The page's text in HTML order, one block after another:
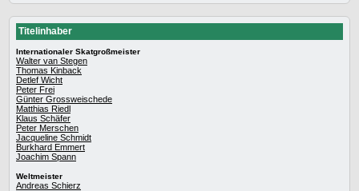
Titelinhaber
Internationaler Skatgroßmeister
Walter van Stegen
Thomas Kinback
Detlef Wicht
Peter Frei
Günter Grossweischede
Matthias Riedl
Klaus Schäfer
Peter Merschen
Jacqueline Schmidt
Burkhard Emmert
Joachim Spann
Weltmeister
Andreas Schierz